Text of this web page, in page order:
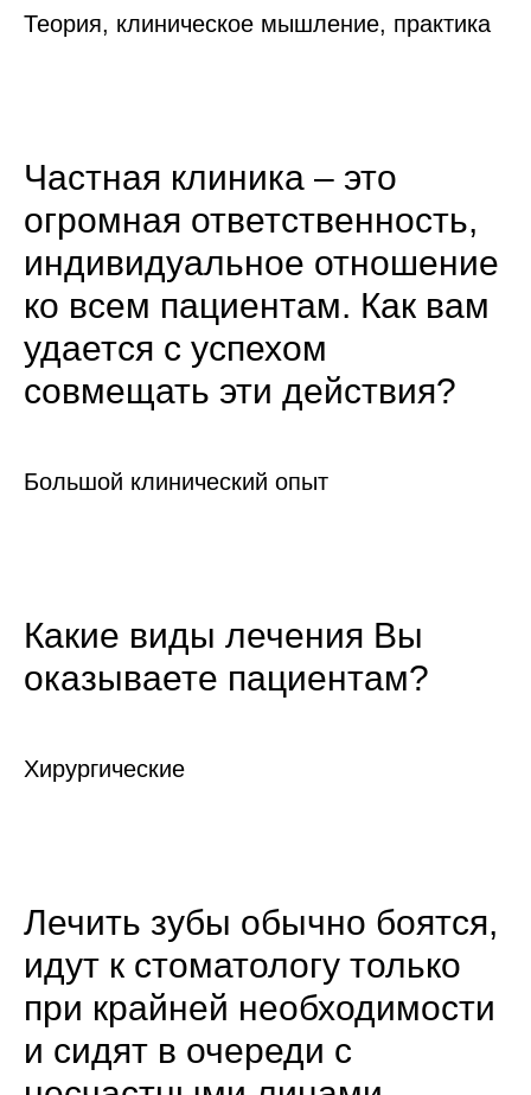
Теория, клиническое мышление, практика
Частная клиника – это
огромная ответственность,
индивидуальное отношение
ко всем пациентам. Как вам
удается с успехом
совмещать эти действия?
Большой клинический опыт
Какие виды лечения Вы
оказываете пациентам?
Хирургические
Лечить зубы обычно боятся,
идут к стоматологу только
при крайней необходимости
и сидят в очереди с